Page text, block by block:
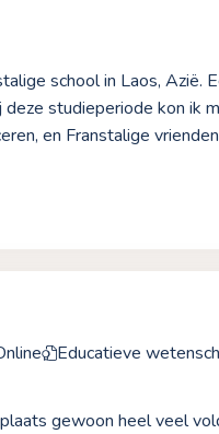
school in Laos, Azië.
studieperiode kon ik
en Franstalige
Educatieve
gewoon heel veel